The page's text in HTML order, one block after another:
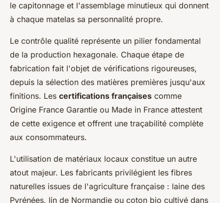
le capitonnage et l'assemblage minutieux qui donnent
à chaque matelas sa personnalité propre.
Le contrôle qualité représente un pilier fondamental
de la production hexagonale. Chaque étape de
fabrication fait l'objet de vérifications rigoureuses,
depuis la sélection des matières premières jusqu'aux
finitions. Les certifications françaises comme
Origine France Garantie ou Made in France attestent
de cette exigence et offrent une traçabilité complète
aux consommateurs.
L'utilisation de matériaux locaux constitue un autre
atout majeur. Les fabricants privilégient les fibres
naturelles issues de l'agriculture française : laine des
Pyrénées, lin de Normandie ou coton bio cultivé dans